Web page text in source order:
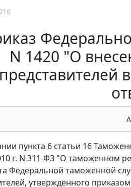
N 1420 "О
представителей
пункта 6 статьи 16
г. N 311-ФЗ "О таможенном
Федеральной таможенной
утвержденного